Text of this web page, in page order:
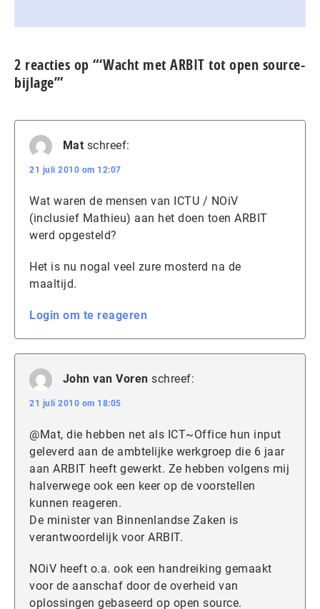
2 reacties op “‘Wacht met ARBIT tot open source-
bijlage’”
Mat schreef:
21 juli 2010 om 12:07
Wat waren de mensen van ICTU / NOiV
(inclusief Mathieu) aan het doen toen ARBIT
werd opgesteld?
Het is nu nogal veel zure mosterd na de
maaltijd.
Login om te reageren
John van Voren schreef:
21 juli 2010 om 18:05
@Mat, die hebben net als ICT~Office hun input
geleverd aan de ambtelijke werkgroep die 6 jaar
aan ARBIT heeft gewerkt. Ze hebben volgens mij
halverwege ook een keer op de voorstellen
kunnen reageren.
De minister van Binnenlandse Zaken is
verantwoordelijk voor ARBIT.
NOiV heeft o.a. ook een handreiking gemaakt
voor de aanschaf door de overheid van
oplossingen gebaseerd op open source.